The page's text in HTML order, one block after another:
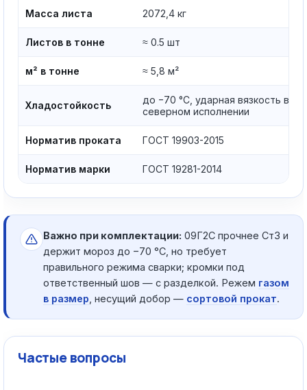
Масса листа 2072,4 кг
Листов в тонне ≈ 0.5 шт
м² в тонне ≈ 5,8 м²
Хладостойкость
до −70 °C, ударная вязкость в
северном исполнении
Норматив проката ГОСТ 19903-2015
Норматив марки ГОСТ 19281-2014
Важно при комплектации: 09Г2С прочнее Ст3 и
держит мороз до −70 °C, но требует
правильного режима сварки; кромки под
ответственный шов — с разделкой. Режем газом
в размер , несущий добор — сортовой прокат.
Частые вопросы